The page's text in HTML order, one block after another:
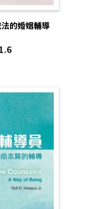
的婚姻輔導